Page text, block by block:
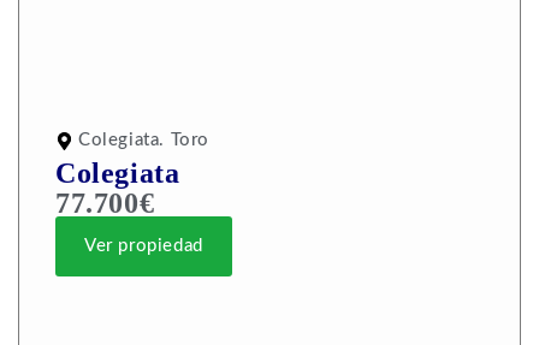
Colegiata. Toro
Colegiata
77.700€
Ver propiedad